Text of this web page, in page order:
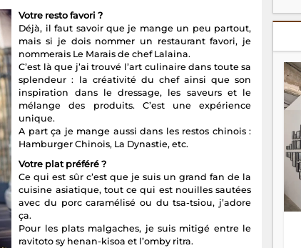
Votre resto favori ?
Déjà, il faut savoir que je mange un peu partout,
mais si je dois nommer un restaurant favori, je
nommerais Le Marais de chef Lalaina.
C’est là que j’ai trouvé l’art culinaire dans toute sa
splendeur : la créativité du chef ainsi que son
inspiration dans le dressage, les saveurs et le
mélange des produits. C’est une expérience
unique.
A part ça je mange aussi dans les restos chinois :
Hamburger Chinois, La Dynastie, etc.
Votre plat préféré ?
Ce qui est sûr c’est que je suis un grand fan de la
cuisine asiatique, tout ce qui est nouilles sautées
avec du porc caramélisé ou du tsa-tsiou, j’adore
ça.
Pour les plats malgaches, je suis mitigé entre le
ravitoto sy henan-kisoa et l’omby ritra.